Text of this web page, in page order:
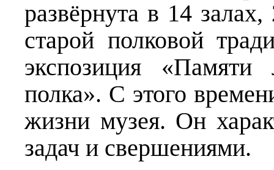
развёрнута в 14
старой полковой
экспозиция «Памяти
полка». С этого
жизни музея. Он
задач и свершениями.